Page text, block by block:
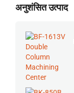
अनुशंसित उत्पाद